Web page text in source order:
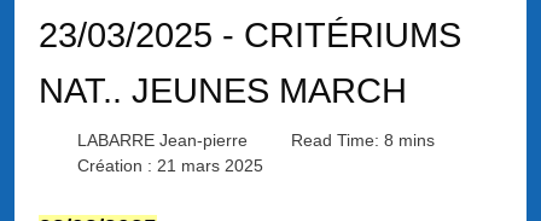
23/03/2025 - CRITÉRIUMS
NAT.. JEUNES MARCH
LABARRE Jean-pierre
Read Time: 8 mins
Création : 21 mars 2025